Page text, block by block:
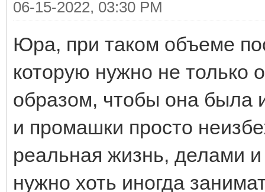
06-15-2022, 03:30 PM
Юра, при таком объеме
которую нужно не только
образом, чтобы она была
и промашки просто
реальная жизнь, делами
нужно хоть иногда